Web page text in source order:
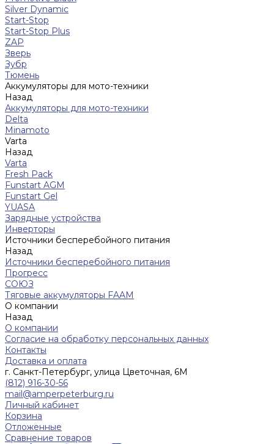
Silver Dynamic
Start-Stop
Start-Stop Plus
ZAP
Зверь
Зубр
Тюмень
Аккумуляторы для мото-техники
Назад
Аккумуляторы для мото-техники
Delta
Minamoto
Varta
Назад
Varta
Fresh Pack
Funstart AGM
Funstart Gel
YUASA
Зарядные устройства
Инверторы
Источники бесперебойного питания
Назад
Источники бесперебойного питания
Прогресс
СОЮЗ
Тяговые аккумуляторы FAAM
О компании
Назад
О компании
Согласие на обработку персональных данных
Контакты
Доставка и оплата
г. Санкт-Петербург, улица Цветочная, 6М
(812) 916-30-56
mail@amperpeterburg.ru
Личный кабинет
Корзина
Отложенные
Сравнение товаров